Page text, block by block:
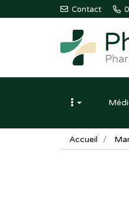
Contact
Paque
Accueil